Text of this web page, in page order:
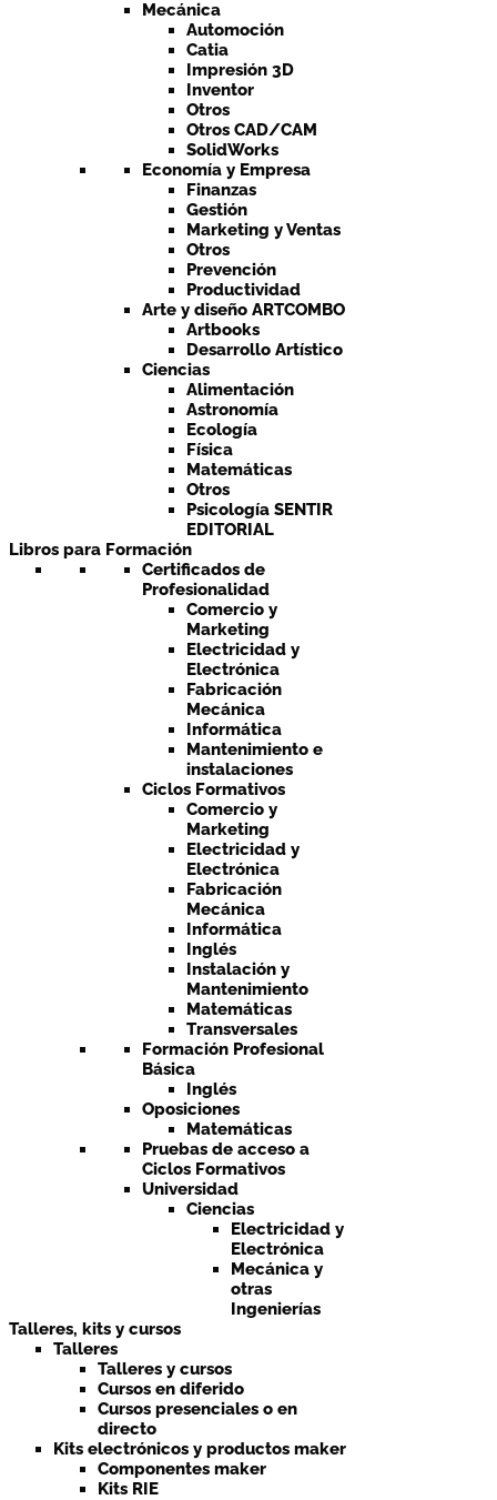
Mecánica
Automoción
Catia
Impresión 3D
Inventor
Otros
Otros CAD/CAM
SolidWorks
Economía y Empresa
Finanzas
Gestión
Marketing y Ventas
Otros
Prevención
Productividad
Arte y diseño ARTCOMBO
Artbooks
Desarrollo Artístico
Ciencias
Alimentación
Astronomía
Ecología
Física
Matemáticas
Otros
Psicología SENTIR
EDITORIAL
Libros para Formación
Certificados de
Profesionalidad
Comercio y
Marketing
Electricidad y
Electrónica
Fabricación
Mecánica
Informática
Mantenimiento e
instalaciones
Ciclos Formativos
Comercio y
Marketing
Electricidad y
Electrónica
Fabricación
Mecánica
Informática
Inglés
Instalación y
Mantenimiento
Matemáticas
Transversales
Formación Profesional
Básica
Inglés
Oposiciones
Matemáticas
Pruebas de acceso a
Ciclos Formativos
Universidad
Ciencias
Electricidad y
Electrónica
Mecánica y
otras
Ingenierías
Talleres, kits y cursos
Talleres
Talleres y cursos
Cursos en diferido
Cursos presenciales o en
directo
Kits electrónicos y productos maker
Componentes maker
Kits RIE